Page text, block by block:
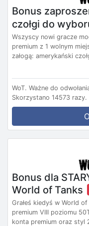
Bonus
czołgi do
Wszyscy nowi gracze
premium z 1 wolnym
załogą: amerykański
WoT. Ważne do
Skorzystano 14573 razy.
Bonus dla
World of Tanks
Grałeś kiedyś w World
premium VIII poziomu
konta premium oraz styl